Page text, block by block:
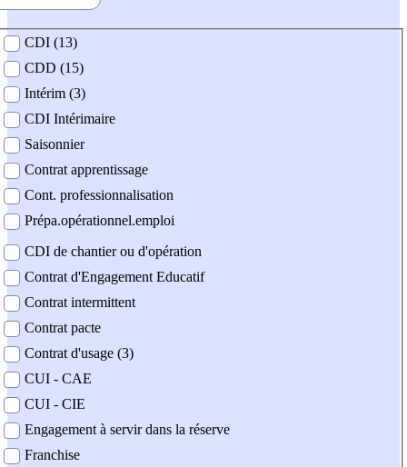
contrat
CDI (13)
CDD (15)
Intérim (3)
CDI Intérimaire
Saisonnier
Contrat apprentissage
Cont. professionnalisation
Prépa.opérationnel.emploi
CDI de chantier ou d'opération
Contrat d'Engagement Educatif
Contrat intermittent
Contrat pacte
Contrat d'usage (3)
CUI - CAE
CUI - CIE
Engagement à servir dans la réserve
Franchise